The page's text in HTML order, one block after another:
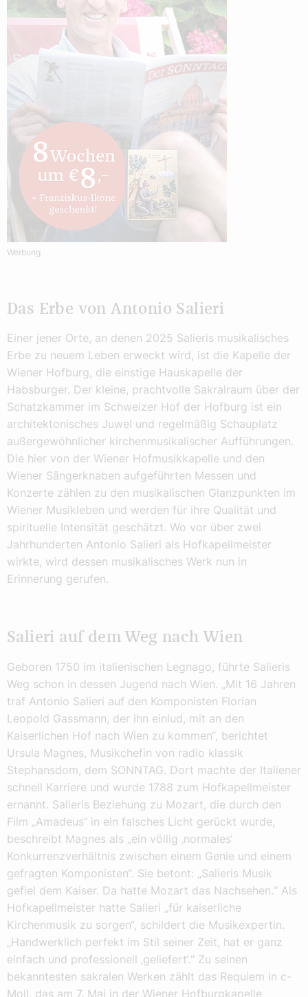
Werbung
Das Erbe von Antonio Salieri
Einer jener Orte, an denen 2025 Salieris musikalisches
Erbe zu neuem Leben erweckt wird, ist die Kapelle der
Wiener Hofburg, die einstige Hauskapelle der
Habsburger. Der kleine, prachtvolle Sakralraum über der
Schatzkammer im Schweizer Hof der Hofburg ist ein
architektonisches Juwel und regelmäßig Schauplatz
außergewöhnlicher kirchenmusikalischer Aufführungen.
Die hier von der Wiener Hofmusikkapelle und den
Wiener Sängerknaben aufgeführten Messen und
Konzerte zählen zu den musikalischen Glanzpunkten im
Wiener Musikleben und werden für ihre Qualität und
spirituelle Intensität geschätzt. Wo vor über zwei
Jahrhunderten Antonio Salieri als Hofkapellmeister
wirkte, wird dessen musikalisches Werk nun in
Erinnerung gerufen.
Salieri auf dem Weg nach Wien
Geboren 1750 im italienischen Legnago, führte Salieris
Weg schon in dessen Jugend nach Wien. „Mit 16 Jahren
traf Antonio Salieri auf den Komponisten Florian
Leopold Gassmann, der ihn einlud, mit an den
Kaiserlichen Hof nach Wien zu kommen“, berichtet
Ursula Magnes, Musikchefin von radio klassik
Stephansdom, dem SONNTAG. Dort machte der Italiener
schnell Karriere und wurde 1788 zum Hofkapellmeister
ernannt. Salieris Beziehung zu Mozart, die durch den
Film „Amadeus“ in ein falsches Licht gerückt wurde,
beschreibt Magnes als „ein völlig ‚normales‘
Konkurrenzverhältnis zwischen einem Genie und einem
gefragten Komponisten“. Sie betont: „Salieris Musik
gefiel dem Kaiser. Da hatte Mozart das Nachsehen.“ Als
Hofkapellmeister hatte Salieri „für kaiserliche
Kirchenmusik zu sorgen“, schildert die Musikexpertin.
„Handwerklich perfekt im Stil seiner Zeit, hat er ganz
einfach und professionell ‚geliefert‘.“ Zu seinen
bekanntesten sakralen Werken zählt das Requiem in c-
Moll, das am 7. Mai in der Wiener Hofburgkapelle